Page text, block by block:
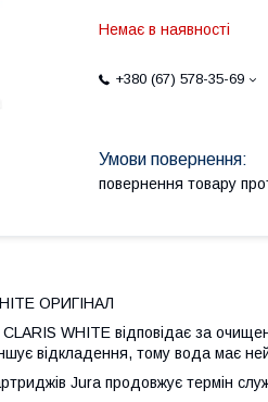
Немає в наявності
+380 (67) 578-35-69
повернення товару
ОРИГІНАЛ
WHITE відповідає за
відкладення, тому вода має
Jura продовжує термін